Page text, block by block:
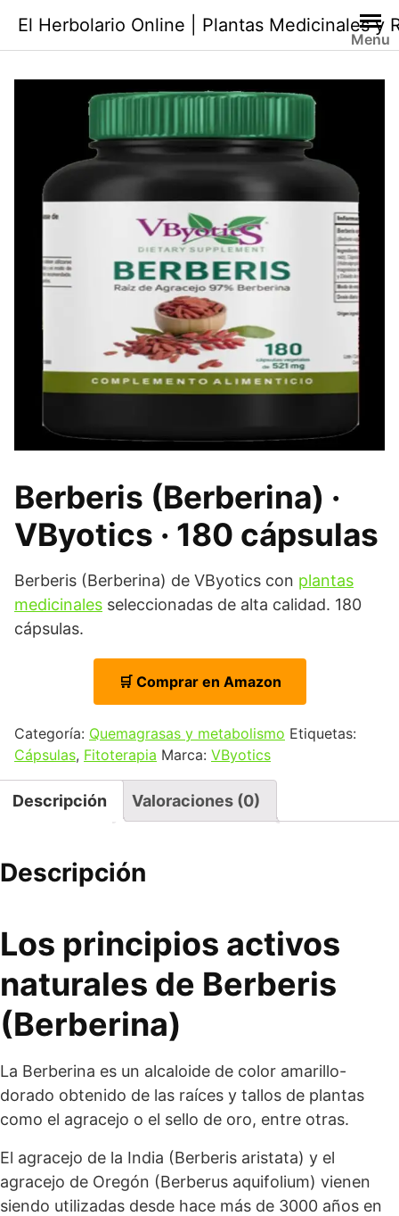
contenido
El Herbolario Online | Plantas Medicinales y
Menu
Berberis (Berberina) ·
VByotics · 180 cápsulas
Berberis (Berberina) de VByotics con plantas
medicinales seleccionadas de alta calidad. 180
cápsulas.
🛒 Comprar en Amazon
Categoría: Quemagrasas y metabolismo Etiquetas:
Cápsulas, Fitoterapia Marca: VByotics
Descripción Valoraciones (0)
Descripción
Los principios activos
naturales de Berberis
(Berberina)
La Berberina es un alcaloide de color amarillo-
dorado obtenido de las raíces y tallos de plantas
como el agracejo o el sello de oro, entre otras.
El agracejo de la India (Berberis aristata) y el
agracejo de Oregón (Berberus aquifolium) vienen
siendo utilizadas desde hace más de 3000 años en